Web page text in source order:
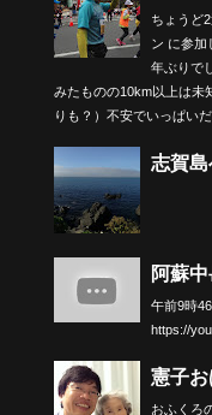
ちょうど
ン に参加
年ぶりで
みたものの10km以上は未
りも？）不安でいっぱいだ
志賀
阿蘇
午前9時
https://
憲子
おふくろ